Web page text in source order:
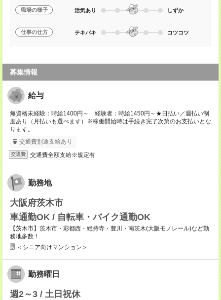
職場の様子 活気あり しずか
仕事の仕方 テキパキ コツコツ
募集情報
給与
無資格未経験：時給1400円～ 経験者：時給1450円～★日払い／週払い制
度あり（月払いも選べます）※稼働開始時は手続き完了次第のお支払いとな
ります。
交通費別途支給あり
交通費 交通費全額支給※規定有
勤務地
大阪府茨木市
車通勤OK / 自転車・バイク通勤OK
【茨木市】茨木市・彩都西・総持寺・豊川・南茨木(大阪モノレール)など勤
務地多数！
＜シニア向けマンション＞
勤務曜日
週2～3 / 土日祝休